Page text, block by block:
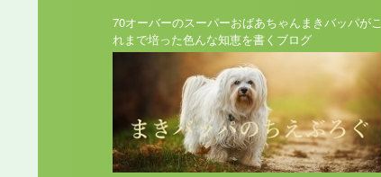
70オーバーのスーパーおばあちゃんまきバッパがこ
れまで培った色んな知恵を書くブログ